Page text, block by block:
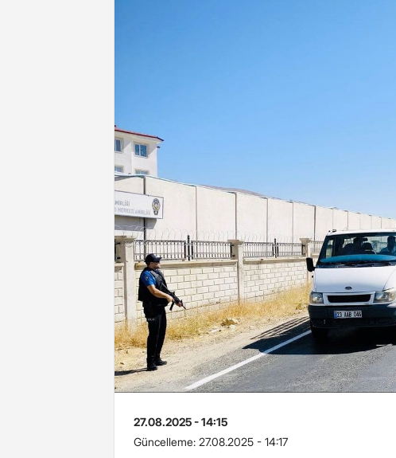
27.08.2025 - 14:15
Güncelleme: 27.08.2025 - 14:17